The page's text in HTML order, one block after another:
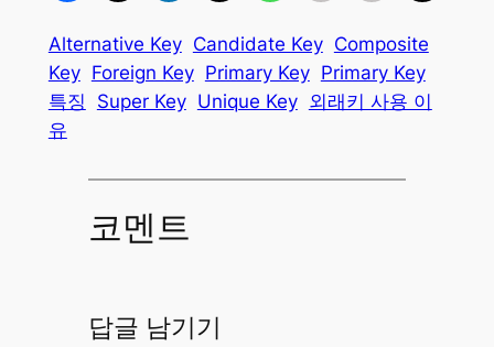
Alternative Key Candidate Key Composite
Key Foreign Key Primary Key Primary Key
특징
Super Key Unique Key 외래키 사용 이
유
코멘트
답글 남기기